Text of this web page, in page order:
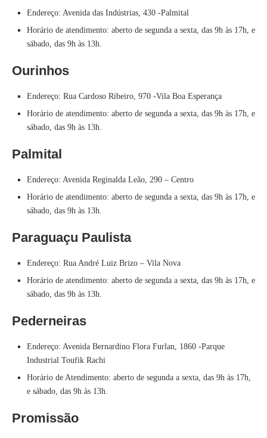
Endereço: Avenida das Indústrias, 430 -Palmital
Horário de atendimento: aberto de segunda a sexta, das 9h às 17h, e
sábado, das 9h às 13h.
Ourinhos
Endereço: Rua Cardoso Ribeiro, 970 -Vila Boa Esperança
Horário de atendimento: aberto de segunda a sexta, das 9h às 17h, e
sábado, das 9h às 13h.
Palmital
Endereço: Avenida Reginalda Leão, 290 – Centro
Horário de atendimento: aberto de segunda a sexta, das 9h às 17h, e
sábado, das 9h às 13h.
Paraguaçu Paulista
Endereço: Rua André Luiz Brizo – Vila Nova
Horário de atendimento: aberto de segunda a sexta, das 9h às 17h, e
sábado, das 9h às 13h.
Pederneiras
Endereço: Avenida Bernardino Flora Furlan, 1860 -Parque
Industrial Toufik Rachi
Horário de Atendimento: aberto de segunda a sexta, das 9h às 17h,
e sábado, das 9h às 13h.
Promissão